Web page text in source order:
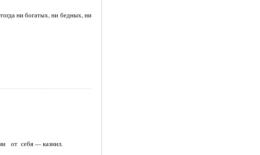
ни богатых, ни бедных, ни
от себя — казнил.